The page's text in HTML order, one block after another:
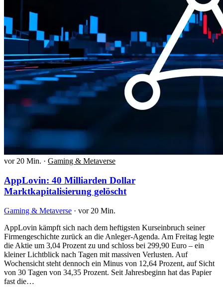
vor 20 Min. · Gaming & Metaverse
AppLovin: 40 Milliarden Dollar
Marktkapitalisierung gelöscht
Gaming & Metaverse · vor 20 Min.
AppLovin kämpft sich nach dem heftigsten Kurseinbruch seiner
Firmengeschichte zurück an die Anleger-Agenda. Am Freitag legte
die Aktie um 3,04 Prozent zu und schloss bei 299,90 Euro – ein
kleiner Lichtblick nach Tagen mit massiven Verlusten. Auf
Wochensicht steht dennoch ein Minus von 12,64 Prozent, auf Sicht
von 30 Tagen von 34,35 Prozent. Seit Jahresbeginn hat das Papier
fast die…